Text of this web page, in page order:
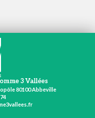
3 Vallées
80100 Abbeville